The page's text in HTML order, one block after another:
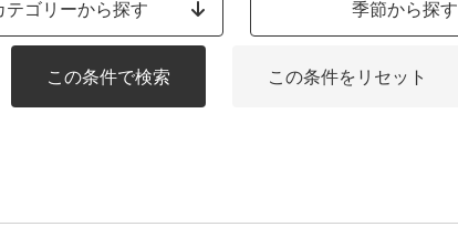
テゴリーから探す 季節から探す
この条件で検索 この条件をリセット